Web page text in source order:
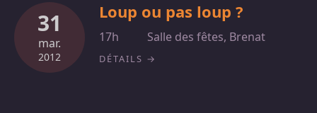
31
mar.
2012
Loup ou pas loup ?
17h Salle des fêtes, Brenat
DÉTAILS